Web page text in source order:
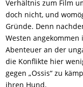
Verhältnis zum Film
doch nicht, und
Gründe. Denn
Westen
Abenteuer an der
die Konflikte hier
gegen „Ossis“ zu
ihren Hund.